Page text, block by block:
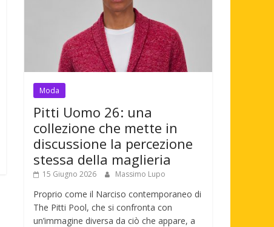
Moda
Pitti Uomo 26: una
collezione che mette in
discussione la percezione
stessa della maglieria
15 Giugno 2026 Massimo Lupo
Proprio come il Narciso contemporaneo di
The Pitti Pool, che si confronta con
un’immagine diversa da ciò che appare, a